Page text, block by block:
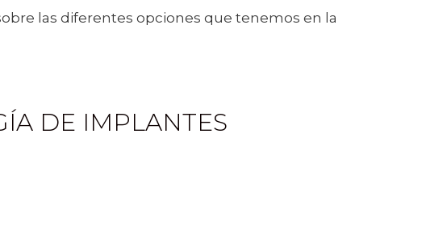
las diferentes opciones que tenemos en la
DE IMPLANTES